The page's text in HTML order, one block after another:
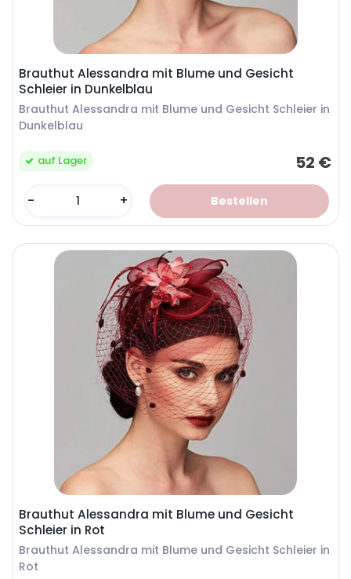
Brauthut Alessandra mit Blume und Gesicht
Schleier in Dunkelblau
Brauthut Alessandra mit Blume und Gesicht Schleier in
Dunkelblau
52 €
auf Lager
- +
Brauthut Alessandra mit Blume und Gesicht
Schleier in Rot
Brauthut Alessandra mit Blume und Gesicht Schleier in
Rot